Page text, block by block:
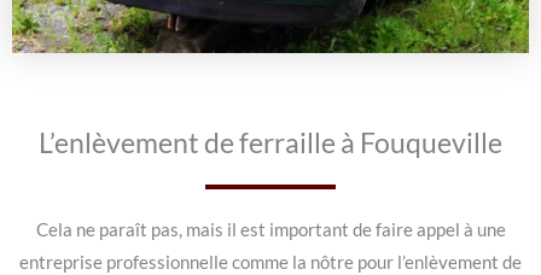
L’enlèvement de ferraille à Fouqueville
Cela ne paraît pas, mais il est important de faire appel à une
entreprise professionnelle comme la nôtre pour l’enlèvement de